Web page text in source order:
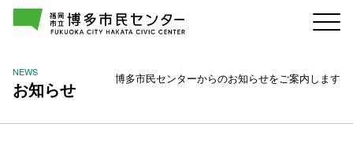
NEWS
お知らせ 博多市民センターからのお知らせをご案内します